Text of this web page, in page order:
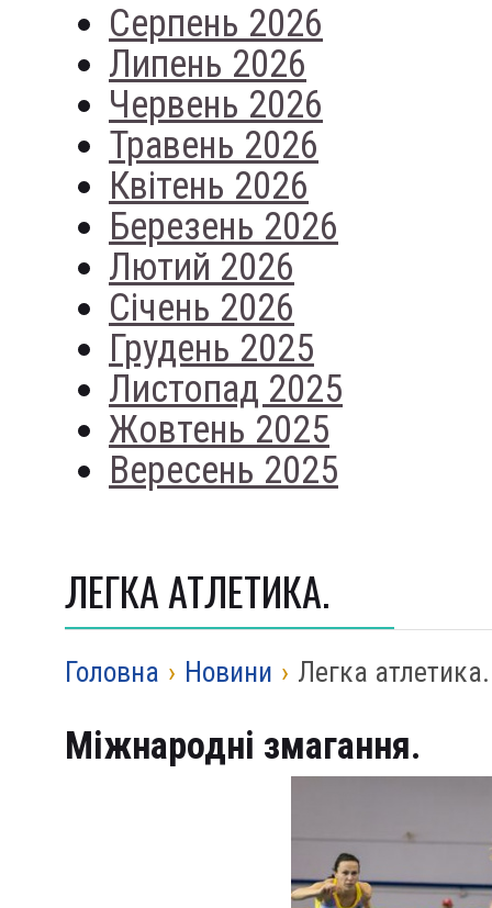
Серпень 2026
Липень 2026
Червень 2026
Травень 2026
Квітень 2026
Березень 2026
Лютий 2026
Січень 2026
Грудень 2025
Листопад 2025
Жовтень 2025
Вересень 2025
ЛЕГКА АТЛЕТИКА.
Головна › Новини › Легка атлетика.
Міжнародні змагання.